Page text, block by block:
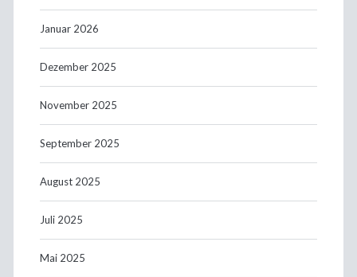
Januar 2026
Dezember 2025
November 2025
September 2025
August 2025
Juli 2025
Mai 2025